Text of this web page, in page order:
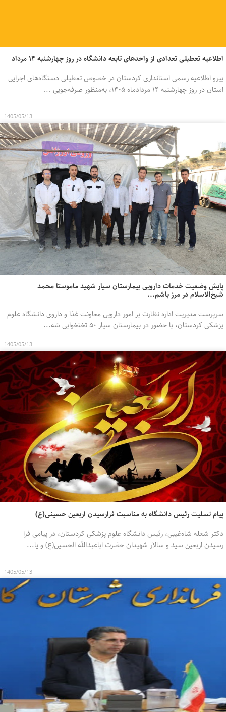
اطلاعیه تعطیلی تعدادی از واحدهای تابعه دانشگاه در روز چهارشنبه ۱۴ مرداد
پیرو اطلاعیه رسمی استانداری کردستان در خصوص تعطیلی دستگاه‌های اجرایی
استان در روز چهارشنبه ۱۴ مردادماه ۱۴۰۵، به‌منظور صرفه‌جویی ...
1405/05/13
پایش وضعیت خدمات دارویی بیمارستان سیار شهید ماموستا محمد
شیخ‌الاسلام در مرز باشم...
سرپرست مدیریت اداره نظارت بر امور دارویی معاونت غذا و داروی دانشگاه علوم
پزشکی کردستان، با حضور در بیمارستان سیار ۵۰ تختخوابی شه...
1405/05/13
پیام تسلیت رئیس دانشگاه به مناسبت فرارسیدن اربعین حسینی(ع)
دکتر شعله شاه‌غیبی، رئیس دانشگاه علوم پزشکی کردستان، در پیامی فرا
رسیدن اربعین سید و سالار شهیدان حضرت اباعبدالله الحسین(ع) و یا...
1405/05/13